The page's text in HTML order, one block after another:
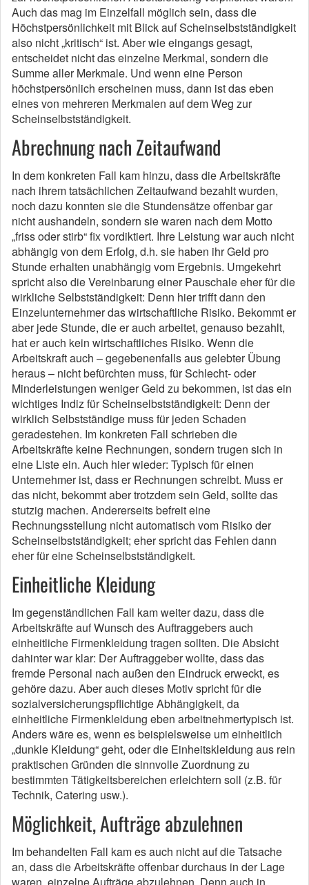
Auch das mag im Einzelfall möglich sein, dass die
Höchstpersönlichkeit mit Blick auf Scheinselbstständigkeit
also nicht „kritisch“ ist. Aber wie eingangs gesagt,
entscheidet nicht das einzelne Merkmal, sondern die
Summe aller Merkmale. Und wenn eine Person
höchstpersönlich erscheinen muss, dann ist das eben
eines von mehreren Merkmalen auf dem Weg zur
Scheinselbstständigkeit.
Abrechnung nach Zeitaufwand
In dem konkreten Fall kam hinzu, dass die Arbeitskräfte
nach ihrem tatsächlichen Zeitaufwand bezahlt wurden,
noch dazu konnten sie die Stundensätze offenbar gar
nicht aushandeln, sondern sie waren nach dem Motto
„friss oder stirb“ fix vordiktiert. Ihre Leistung war auch nicht
abhängig von dem Erfolg, d.h. sie haben ihr Geld pro
Stunde erhalten unabhängig vom Ergebnis. Umgekehrt
spricht also die Vereinbarung einer Pauschale eher für die
wirkliche Selbstständigkeit: Denn hier trifft dann den
Einzelunternehmer das wirtschaftliche Risiko. Bekommt er
aber jede Stunde, die er auch arbeitet, genauso bezahlt,
hat er auch kein wirtschaftliches Risiko. Wenn die
Arbeitskraft auch – gegebenenfalls aus gelebter Übung
heraus – nicht befürchten muss, für Schlecht- oder
Minderleistungen weniger Geld zu bekommen, ist das ein
wichtiges Indiz für Scheinselbstständigkeit: Denn der
wirklich Selbstständige muss für jeden Schaden
geradestehen. Im konkreten Fall schrieben die
Arbeitskräfte keine Rechnungen, sondern trugen sich in
eine Liste ein. Auch hier wieder: Typisch für einen
Unternehmer ist, dass er Rechnungen schreibt. Muss er
das nicht, bekommt aber trotzdem sein Geld, sollte das
stutzig machen. Andererseits befreit eine
Rechnungsstellung nicht automatisch vom Risiko der
Scheinselbstständigkeit; eher spricht das Fehlen dann
eher für eine Scheinselbstständigkeit.
Einheitliche Kleidung
Im gegenständlichen Fall kam weiter dazu, dass die
Arbeitskräfte auf Wunsch des Auftraggebers auch
einheitliche Firmenkleidung tragen sollten. Die Absicht
dahinter war klar: Der Auftraggeber wollte, dass das
fremde Personal nach außen den Eindruck erweckt, es
gehöre dazu. Aber auch dieses Motiv spricht für die
sozialversicherungspflichtige Abhängigkeit, da
einheitliche Firmenkleidung eben arbeitnehmertypisch ist.
Anders wäre es, wenn es beispielsweise um einheitlich
„dunkle Kleidung“ geht, oder die Einheitskleidung aus rein
praktischen Gründen die sinnvolle Zuordnung zu
bestimmten Tätigkeitsbereichen erleichtern soll (z.B. für
Technik, Catering usw.).
Möglichkeit, Aufträge abzulehnen
Im behandelten Fall kam es auch nicht auf die Tatsache
an, dass die Arbeitskräfte offenbar durchaus in der Lage
waren, einzelne Aufträge abzulehnen. Denn auch in